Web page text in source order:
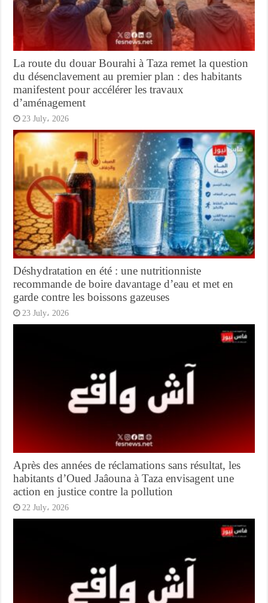
La route du douar Bourahi à Taza remet la question
du désenclavement au premier plan : des habitants
manifestent pour accélérer les travaux
d’aménagement
23 July، 2026
Déshydratation en été : une nutritionniste
recommande de boire davantage d’eau et met en
garde contre les boissons gazeuses
23 July، 2026
Après des années de réclamations sans résultat, les
habitants d’Oued Jaâouna à Taza envisagent une
action en justice contre la pollution
22 July، 2026